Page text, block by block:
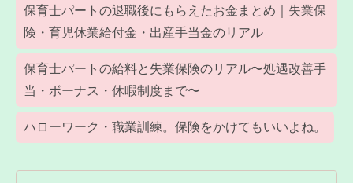
保育士パートの退職後にもらえたお金まとめ｜失業保
険・育児休業給付金・出産手当金のリアル
保育士パートの給料と失業保険のリアル〜処遇改善手
当・ボーナス・休暇制度まで〜
ハローワーク・職業訓練。保険をかけてもいいよね。